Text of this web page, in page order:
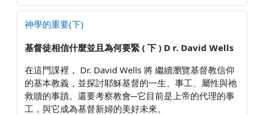
神學的重要(下)
基督徒相信什麼並且為何要緊 ( 下 ) D r. David Wells
在這門課裡， Dr. David Wells 將 繼續瀏覽基督教信仰
的基本教義，並探討耶穌基督的一生、事工、屬性與祂
救贖的事蹟。還要考察教會─它目前是上帝的代理的事
工，與它成為基督新婦的美好未來。